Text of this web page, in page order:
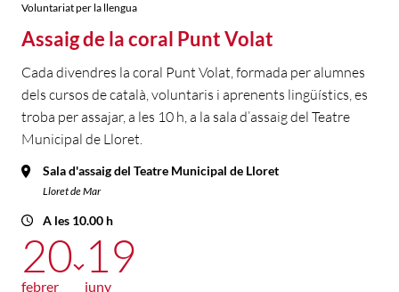
Voluntariat per la llengua
Assaig de la coral Punt Volat
Cada divendres la coral Punt Volat, formada per alumnes
dels cursos de català, voluntaris i aprenents lingüístics, es
troba per assajar, a les 10 h, a la sala d’assaig del Teatre
Municipal de Lloret.
Sala d'assaig del Teatre Municipal de Lloret
Lloret de Mar
A les 10.00 h
20
febrer
19
juny